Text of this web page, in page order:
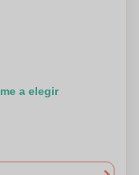
que esté
marca o
Imagedrink
impactante y
a elegir